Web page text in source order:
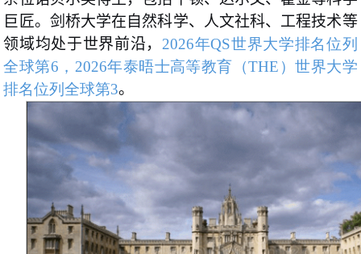
巨匠。剑桥大学在自然科学、人文社科、工程技术等
领域均处于世界前沿， 2026年QS世界大学排名位列
全球第6，2026年泰晤士高等教育（THE）世界大学
排名位列全球第3。